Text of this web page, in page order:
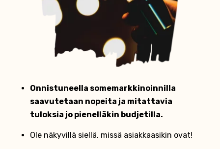
Onnistuneella somemarkkinoinnilla
saavutetaan nopeita ja mitattavia
tuloksia jo pienelläkin budjetilla.
Ole näkyvillä siellä, missä asiakkaasikin ovat!